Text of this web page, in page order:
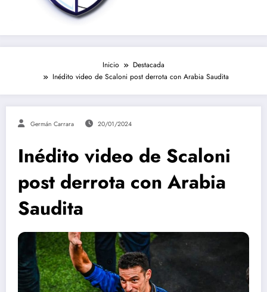
Inicio
Destacada
Inédito video de Scaloni post derrota con Arabia Saudita
Germán Carrara 20/01/2024
Inédito video de Scaloni
post derrota con Arabia
Saudita